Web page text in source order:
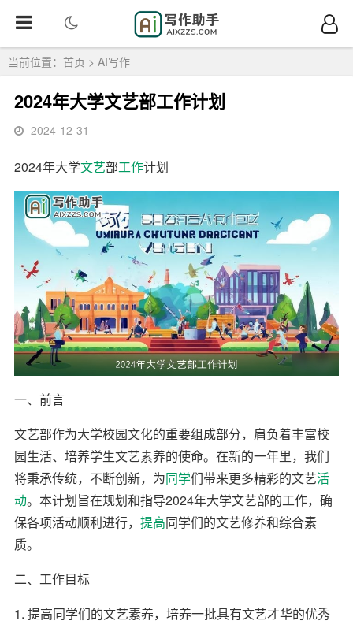
当前位置： 首页 > AI写作
2024年大学文艺部工作计划
2024-12-31
2024年大学文艺部工作计划
一、前言
文艺部作为大学校园文化的重要组成部分，肩负着丰富校
园生活、培养学生文艺素养的使命。在新的一年里，我们
将秉承传统，不断创新，为同学们带来更多精彩的文艺活
动。本计划旨在规划和指导2024年大学文艺部的工作，确
保各项活动顺利进行， 提高同学们的文艺修养和综合素
质。
二、工作目标
1. 提高同学们的文艺素养，培养一批具有文艺才华的优秀